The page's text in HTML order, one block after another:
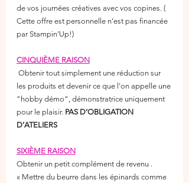
de vos journées créatives avec vos copines. (
Cette offre est personnelle n’est pas financée
par Stampin’Up!)
CINQUIÈME RAISON
les produits et devenir ce que l'on appelle une
"hobby démo", démonstratrice uniquement
pour le plaisir. PAS D’OBLIGATION
D’ATELIERS
SIXIÈME RAISON
Obtenir un petit complément de revenu .
« Mettre du beurre dans les épinards comme